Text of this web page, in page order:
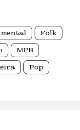
Folk
MPB
Pop